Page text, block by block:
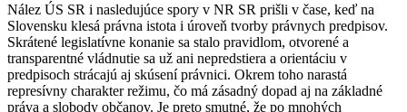
Nález ÚS SR i nasledujúce spory v NR SR prišli v čase, keď na
Slovensku klesá právna istota i úroveň tvorby právnych predpisov.
Skrátené legislatívne konanie sa stalo pravidlom, otvorené a
transparentné vládnutie sa už ani nepredstiera a orientáciu v
predpisoch strácajú aj skúsení právnici. Okrem toho narastá
represívny charakter režimu, čo má zásadný dopad aj na základné
práva a slobody občanov. Je preto smutné, že po mnohých